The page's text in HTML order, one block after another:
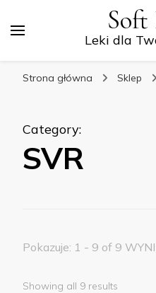
Leki dla
Strona główna Sklep
Category:
SVR
Pokazuje: 1 - 9 of 9
Showing all 9 results